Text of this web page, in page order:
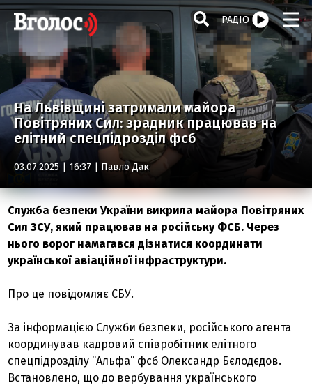
РАДІО
На Львівщині затримали майора
Повітряних Сил: зрадник працював на
елітний спецпідрозділ фсб
03.07.2025 | 16:37 | Павло Дак
Служба безпеки України викрила майора Повітряних
Сил ЗСУ, який працював на російську ФСБ. Через
нього ворог намагався дізнатися координати
української авіаційної інфраструктури.
Про це повідомляє СБУ.
За інформацією Служби безпеки, російського агента
координував кадровий співробітник елітного
спецпідрозділу “Альфа” фсб Олександр Бєлодєдов.
Встановлено, що до вербування українського